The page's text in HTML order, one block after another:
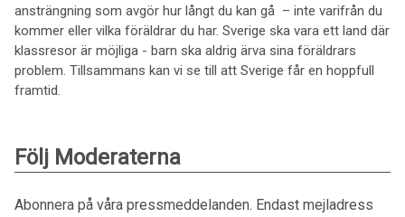
ansträngning som avgör hur långt du kan gå – inte varifrån du
kommer eller vilka föräldrar du har. Sverige ska vara ett land där
klassresor är möjliga - barn ska aldrig ärva sina föräldrars
problem. Tillsammans kan vi se till att Sverige får en hoppfull
framtid.
Följ Moderaterna
Abonnera på våra pressmeddelanden. Endast mejladress